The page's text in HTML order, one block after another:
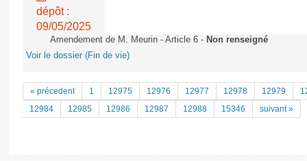
dépôt :
09/05/2025
Amendement de M. Meurin - Article 6 - Non renseigné
Voir le dossier (Fin de vie)
« précedent 1 12975 12976 12977 12978 12979
12984
12985 12986 12987 12988 15346 suivant »